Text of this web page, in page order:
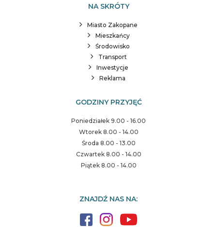
NA SKRÓTY
Miasto Zakopane
Mieszkańcy
Środowisko
Transport
Inwestycje
Reklama
GODZINY PRZYJĘĆ
Poniedziałek 9.00 - 16.00
Wtorek 8.00 - 14.00
Środa 8.00 - 13.00
Czwartek 8.00 - 14.00
Piątek 8.00 - 14.00
ZNAJDŹ NAS NA: